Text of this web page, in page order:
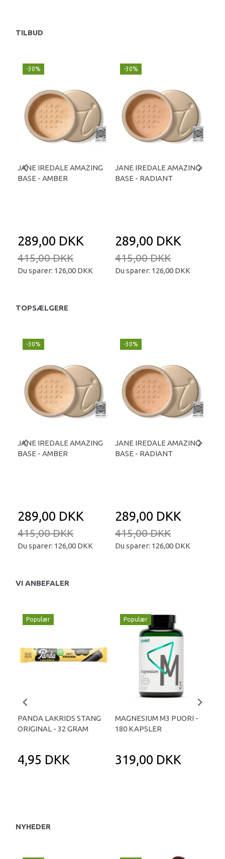
TILBUD
-30%
JANE IREDALE AMAZING
BASE - AMBER
289,00 DKK
415,00 DKK
Du sparer: 126,00 DKK
-30%
JANE IREDALE AMAZING
BASE - RADIANT
289,00 DKK
415,00 DKK
Du sparer: 126,00 DKK
TOPSÆLGERE
-30%
JANE IREDALE AMAZING
BASE - AMBER
289,00 DKK
415,00 DKK
Du sparer: 126,00 DKK
-30%
JANE IREDALE AMAZING
BASE - RADIANT
289,00 DKK
415,00 DKK
Du sparer: 126,00 DKK
VI ANBEFALER
Populær
PANDA LAKRIDS STANG
ORIGINAL - 32 GRAM
4,95 DKK
Populær
MAGNESIUM M3 PUORI -
180 KAPSLER
319,00 DKK
NYHEDER